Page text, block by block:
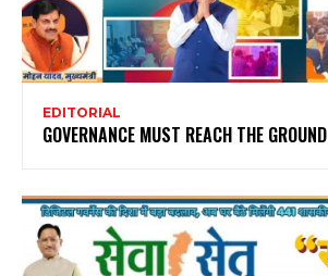
EDITORIAL
GOVERNANCE MUST REACH THE GROUND